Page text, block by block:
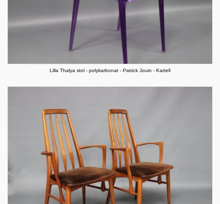
Lilla Thalya stol - polykarbonat - Patrick Jouin - Kartell